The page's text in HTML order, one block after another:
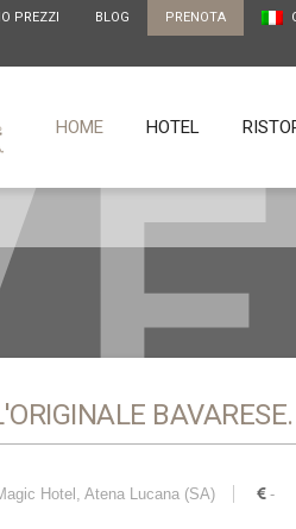
PREZZI BLOG PRENOTA
HOME HOTEL
BAVARESE.
Hotel, Atena Lucana (SA) -